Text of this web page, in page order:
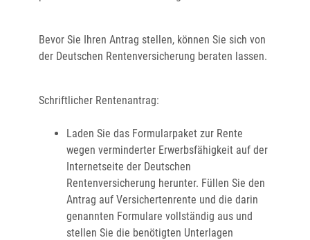
Bevor Sie Ihren Antrag stellen, können Sie sich von
der Deutschen Rentenversicherung beraten lassen.
Schriftlicher Rentenantrag:
Laden Sie das Formularpaket zur Rente
wegen verminderter Erwerbsfähigkeit auf der
Internetseite der Deutschen
Rentenversicherung herunter. Füllen Sie den
Antrag auf Versichertenrente und die darin
genannten Formulare vollständig aus und
stellen Sie die benötigten Unterlagen